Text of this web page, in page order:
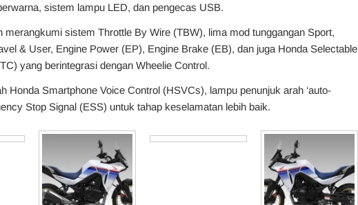
sistem lampu LED, dan pengecas USB.
merangkumi sistem Throttle By Wire (TBW), lima mod tunggangan Sport,
& User, Engine Power (EP), Engine Brake (EB), dan juga Honda Selectable
yang berintegrasi dengan Wheelie Control.
Honda Smartphone Voice Control (HSVCs), lampu penunjuk arah ‘auto-
Stop Signal (ESS) untuk tahap keselamatan lebih baik.